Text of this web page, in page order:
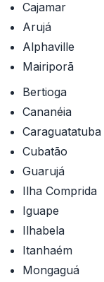
Cajamar
Arujá
Alphaville
Mairiporã
Bertioga
Cananéia
Caraguatatuba
Cubatão
Guarujá
Ilha Comprida
Iguape
Ilhabela
Itanhaém
Mongaguá